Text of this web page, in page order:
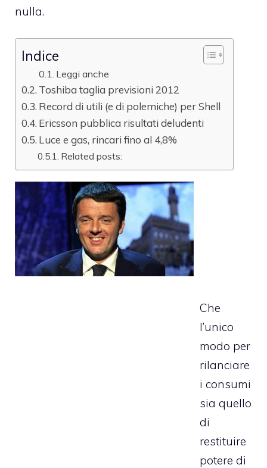
nulla.
Indice
Leggi anche
Toshiba taglia previsioni 2012
Record di utili (e di polemiche) per Shell
Ericsson pubblica risultati deludenti
Luce e gas, rincari fino al 4,8%
Related posts:
Che
l’unico
modo per
rilanciare
i consumi
sia quello
di
restituire
potere di